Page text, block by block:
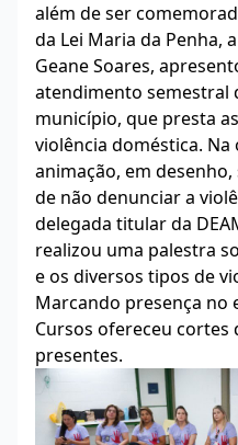
além de ser
da Lei Maria da Penha,
Geane Soares,
atendimento semestral
município, que presta
violência doméstica. Na
animação, em
de não denunciar a
delegada titular da
realizou uma palestra
e os diversos tipos de
Marcando presença no
Cursos ofereceu cortes
presentes.